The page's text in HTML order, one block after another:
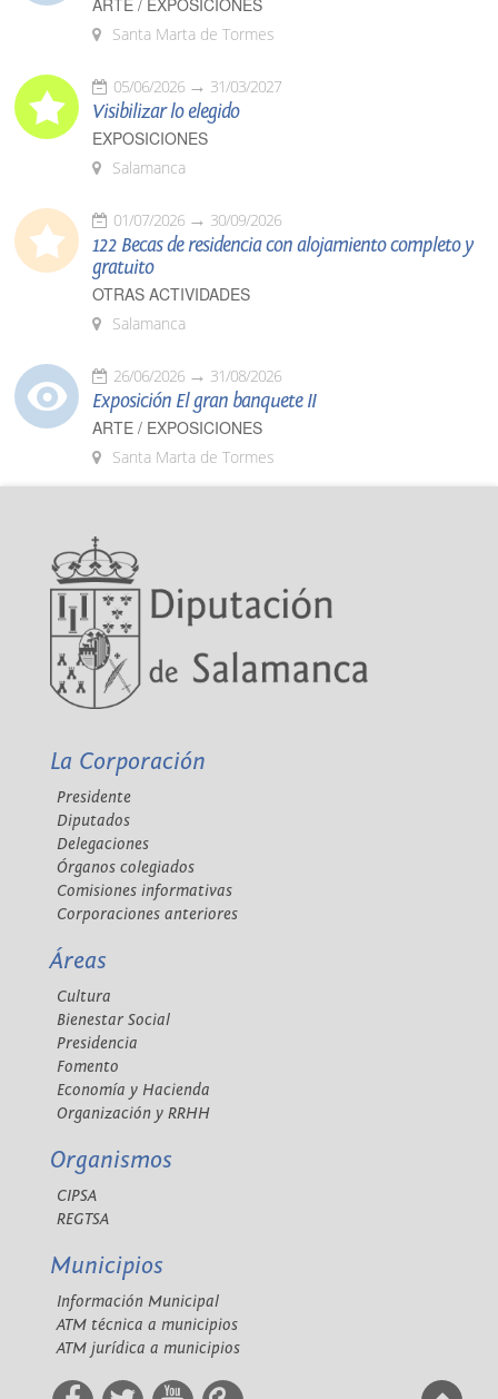
ARTE / EXPOSICIONES
Santa Marta de Tormes
05/06/2026 31/03/2027
Visibilizar lo elegido
EXPOSICIONES
Salamanca
01/07/2026 30/09/2026
122 Becas de residencia con alojamiento completo y
gratuito
OTRAS ACTIVIDADES
Salamanca
26/06/2026 31/08/2026
Exposición El gran banquete II
ARTE / EXPOSICIONES
Santa Marta de Tormes
La Corporación
Presidente
Diputados
Delegaciones
Órganos colegiados
Comisiones informativas
Corporaciones anteriores
Áreas
Cultura
Bienestar Social
Presidencia
Fomento
Economía y Hacienda
Organización y RRHH
Organismos
CIPSA
REGTSA
Municipios
Información Municipal
ATM técnica a municipios
ATM jurídica a municipios